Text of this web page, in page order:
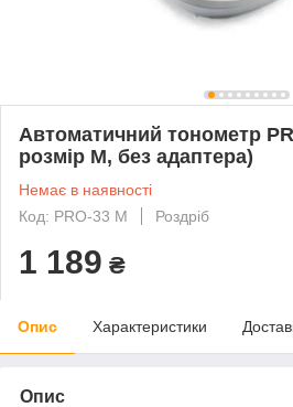
Автоматичний тонометр
розмір М, без адаптера)
Немає в наявності
Код: PRO-33 M
Роздріб
1 189 ₴
Опис Характеристики
Опис